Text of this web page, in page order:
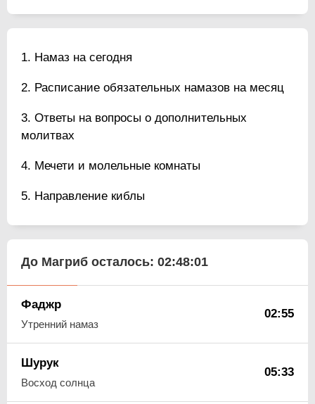
Намаз на сегодня
Расписание обязательных намазов на месяц
Ответы на вопросы о дополнительных
молитвах
Мечети и молельные комнаты
Направление киблы
До Магриб осталось: 02:48:00
Фаджр
Утренний намаз
02:55
Шурук
Восход солнца
05:33